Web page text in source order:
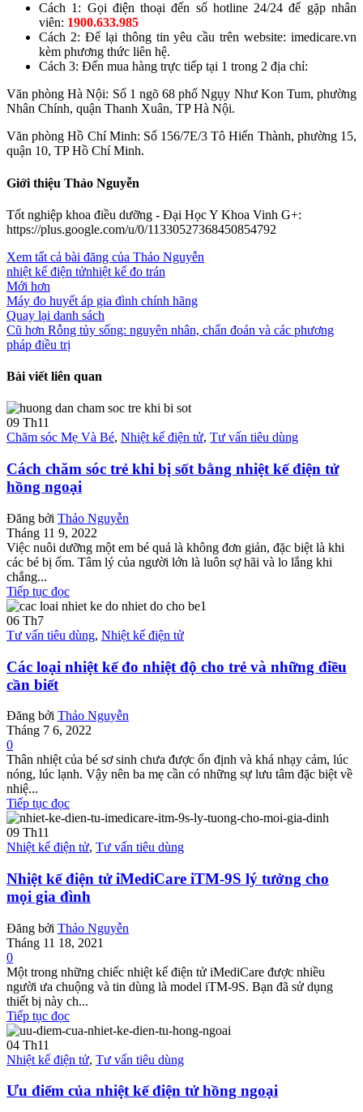
Cách 1: Gọi điện thoại đến số hotline 24/24 để gặp nhân
viên: 1900.633.985
Cách 2: Để lại thông tin yêu cầu trên website: imedicare.vn
kèm phương thức liên hệ.
Cách 3: Đến mua hàng trực tiếp tại 1 trong 2 địa chỉ:
Văn phòng Hà Nội: Số 1 ngõ 68 phố Ngụy Như Kon Tum, phường
Nhân Chính, quận Thanh Xuân, TP Hà Nội.
Văn phòng Hồ Chí Minh: Số 156/7E/3 Tô Hiến Thành, phường 15,
quận 10, TP Hồ Chí Minh.
Giới thiệu Thảo Nguyễn
Tốt nghiệp khoa điều dưỡng - Đại Học Y Khoa Vinh G+:
https://plus.google.com/u/0/11330527368450854792
Xem tất cả bài đăng của Thảo Nguyễn
nhiệt kế điện tửnhiệt kế đo trán
Mới hơn
Máy đo huyết áp gia đình chính hãng
Quay lại danh sách
Cũ hơn Rỗng tủy sống: nguyên nhân, chẩn đoán và các phương
pháp điều trị
Bài viết liên quan
09 Th11
Chăm sóc Mẹ Và Bé, Nhiệt kế điện tử, Tư vấn tiêu dùng
Cách chăm sóc trẻ khi bị sốt bằng nhiệt kế điện tử
hồng ngoại
Đăng bởi Thảo Nguyễn
Tháng 11 9, 2022
Việc nuôi dưỡng một em bé quả là không đơn giản, đặc biệt là khi
các bé bị ốm. Tâm lý của người lớn là luôn sợ hãi và lo lắng khi
chẳng...
Tiếp tục đọc
06 Th7
Tư vấn tiêu dùng, Nhiệt kế điện tử
Các loại nhiệt kế đo nhiệt độ cho trẻ và những điều
cần biết
Đăng bởi Thảo Nguyễn
Tháng 7 6, 2022
0
Thân nhiệt của bé sơ sinh chưa được ổn định và khá nhạy cảm, lúc
nóng, lúc lạnh. Vậy nên ba mẹ cần có những sự lưu tâm đặc biệt về
nhiệ...
Tiếp tục đọc
09 Th11
Nhiệt kế điện tử, Tư vấn tiêu dùng
Nhiệt kế điện tử iMediCare iTM-9S lý tưởng cho
mọi gia đình
Đăng bởi Thảo Nguyễn
Tháng 11 18, 2021
0
Một trong những chiếc nhiệt kế điện tử iMediCare được nhiều
người ưa chuộng và tin dùng là model iTM-9S. Bạn đã sử dụng
thiết bị này ch...
Tiếp tục đọc
04 Th11
Nhiệt kế điện tử, Tư vấn tiêu dùng
Ưu điểm của nhiệt kế điện tử hồng ngoại